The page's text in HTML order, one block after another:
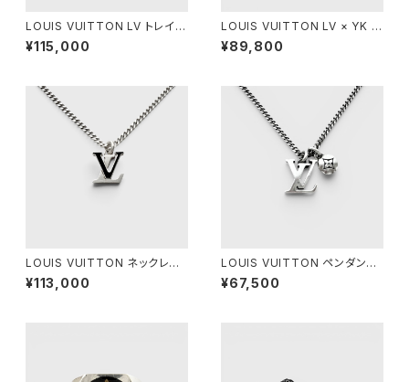
LOUIS VUITTON LV トレイナ
ー スニーカー グリーン 5
¥115,000
LOUIS VUITTON LV × YK ペ
インティッド ドット キャップ ブラ
ック L
¥89,800
LOUIS VUITTON ネックレス
LV スパイク シルバー
¥113,000
LOUIS VUITTON ペンダント
LV セーラー シルバー
¥67,500